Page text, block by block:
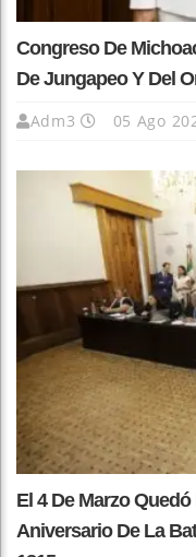
Congreso De
De Jungapeo Y Del
Adm3 05 Ago
El 4 De Marzo
Aniversario De La